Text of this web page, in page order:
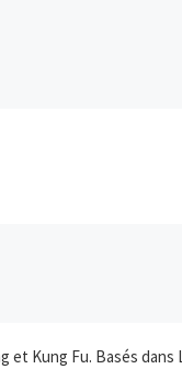
et Kung Fu. Basés